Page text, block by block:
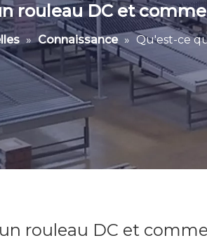
rouleau DC et
» Connaissance » Qu'est-ce
rouleau DC et